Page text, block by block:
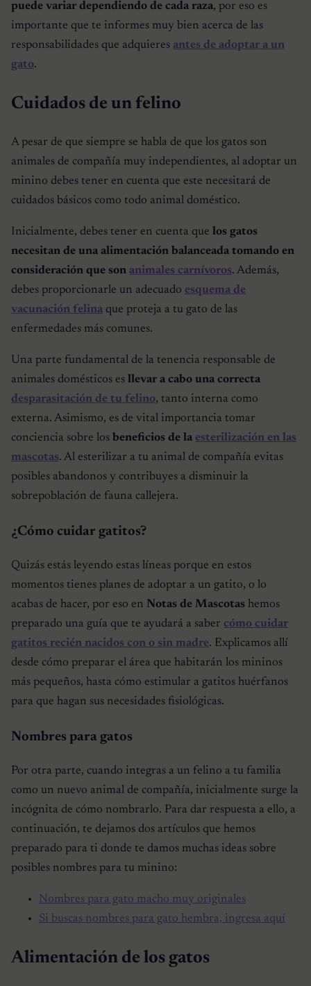
puede variar dependiendo de cada raza, por eso es
importante que te informes muy bien acerca de las
responsabilidades que adquieres antes de adoptar a un
gato.
Cuidados de un felino
A pesar de que siempre se habla de que los gatos son
animales de compañía muy independientes, al adoptar un
minino debes tener en cuenta que este necesitará de
cuidados básicos como todo animal doméstico.
Inicialmente, debes tener en cuenta que los gatos
necesitan de una alimentación balanceada tomando en
consideración que son animales carnívoros. Además,
debes proporcionarle un adecuado esquema de
vacunación felina que proteja a tu gato de las
enfermedades más comunes.
Una parte fundamental de la tenencia responsable de
animales domésticos es llevar a cabo una correcta
desparasitación de tu felino, tanto interna como
externa. Asimismo, es de vital importancia tomar
conciencia sobre los beneficios de la esterilización en las
mascotas. Al esterilizar a tu animal de compañía evitas
posibles abandonos y contribuyes a disminuir la
sobrepoblación de fauna callejera.
¿Cómo cuidar gatitos?
Quizás estás leyendo estas líneas porque en estos
momentos tienes planes de adoptar a un gatito, o lo
acabas de hacer, por eso en Notas de Mascotas hemos
preparado una guía que te ayudará a saber cómo cuidar
gatitos recién nacidos con o sin madre. Explicamos allí
desde cómo preparar el área que habitarán los mininos
más pequeños, hasta cómo estimular a gatitos huérfanos
para que hagan sus necesidades fisiológicas.
Nombres para gatos
Por otra parte, cuando integras a un felino a tu familia
como un nuevo animal de compañía, inicialmente surge la
incógnita de cómo nombrarlo. Para dar respuesta a ello, a
continuación, te dejamos dos artículos que hemos
preparado para ti donde te damos muchas ideas sobre
posibles nombres para tu minino:
Nombres para gato macho muy originales
Si buscas nombres para gato hembra, ingresa aquí
Alimentación de los gatos